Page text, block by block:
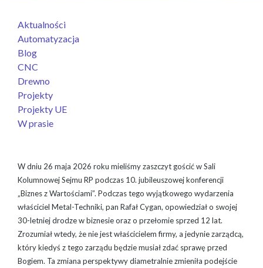
W dniu 26 maja 2026 roku mieliśmy zaszczyt gościć w Sali
Kolumnowej Sejmu RP podczas 10. jubileuszowej konferencji
„Biznes z Wartościami”. Podczas tego wyjątkowego wydarzenia
właściciel Metal-Techniki, pan Rafał Cygan, opowiedział o swojej
30-letniej drodze w biznesie oraz o przełomie sprzed 12 lat.
Zrozumiał wtedy, że nie jest właścicielem firmy, a jedynie zarządcą,
który kiedyś z tego zarządu będzie musiał zdać sprawę przed
Bogiem. Ta zmiana perspektywy diametralnie zmieniła podejście
Aktualności
Automatyzacja
Blog
CNC
Drewno
Projekty
Projekty UE
W prasie